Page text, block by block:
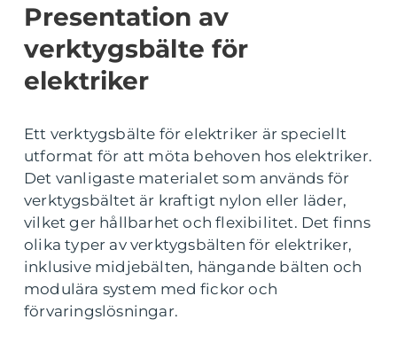
Presentation av
verktygsbälte för
elektriker
Ett verktygsbälte för elektriker är speciellt
utformat för att möta behoven hos elektriker.
Det vanligaste materialet som används för
verktygsbältet är kraftigt nylon eller läder,
vilket ger hållbarhet och flexibilitet. Det finns
olika typer av verktygsbälten för elektriker,
inklusive midjebälten, hängande bälten och
modulära system med fickor och
förvaringslösningar.